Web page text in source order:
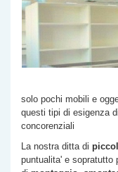
solo pochi mobili e
questi tipi di esigenza di
concorenziali
La nostra ditta di
puntualita' e